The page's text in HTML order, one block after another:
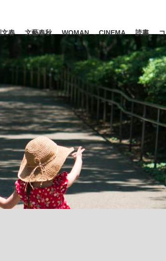
ライフ ビジネス インタビ
「最悪の空気のまま解散」WBC日
観る将棋、読む将棋
文春 文藝春秋 WOMAN CINEMA 読書
キーワード入力
真希 #森岡毅 #内田有紀
#松田聖子